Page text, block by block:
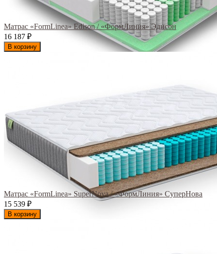
Матрас «FormLinea» Edison / «ФормЛиния» Эдисон
16 187 ₽
В корзину
Матрас «FormLinea» SuperNova / «ФормЛиния» СуперНова
15 539 ₽
В корзину